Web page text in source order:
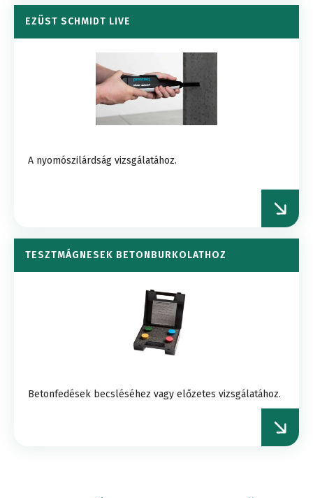
EZÜST SCHMIDT LIVE
A nyomószilárdság vizsgálatához.
TESZTMÁGNESEK BETONBURKOLATHOZ
Betonfedések becsléséhez vagy előzetes vizsgálatához.